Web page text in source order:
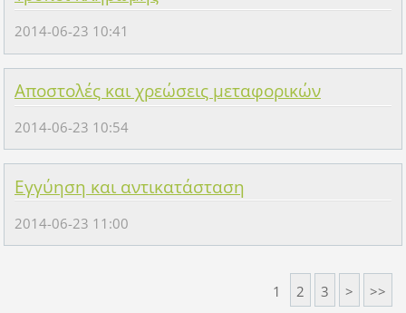
2014-06-23 10:41
Αποστολές και χρεώσεις μεταφορικών
2014-06-23 10:54
Εγγύηση και αντικατάσταση
2014-06-23 11:00
1 2 3 > >>